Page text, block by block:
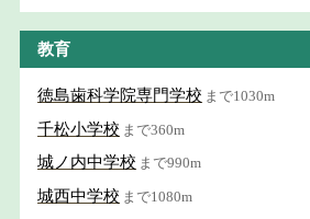
教育
徳島歯科学院専門学校 まで1030m
千松小学校 まで360m
城ノ内中学校 まで990m
城西中学校 まで1080m